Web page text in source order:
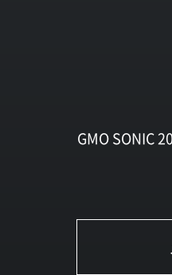
GMO SONIC